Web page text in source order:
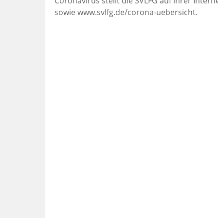
sowie www.svlfg.de/corona-uebersicht.